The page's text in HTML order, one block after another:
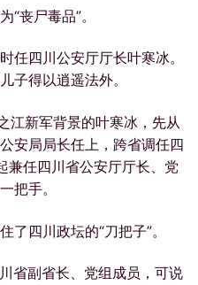
丧尸毒品”。
任四川公安厅厅长叶寒冰。
子得以逍遥法外。
江新军背景的叶寒冰，先从
安局局长任上，跨省调任四
兼任四川省公安厅厅长、党
把手。
了四川政坛的“刀把子”。
省副省长、党组成员，可说